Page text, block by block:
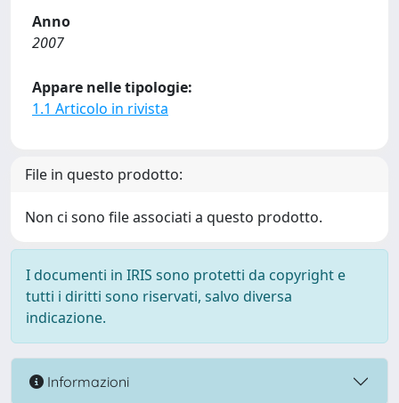
Anno
2007
Appare nelle tipologie:
1.1 Articolo in rivista
File in questo prodotto:
Non ci sono file associati a questo prodotto.
I documenti in IRIS sono protetti da copyright e
tutti i diritti sono riservati, salvo diversa
indicazione.
Informazioni